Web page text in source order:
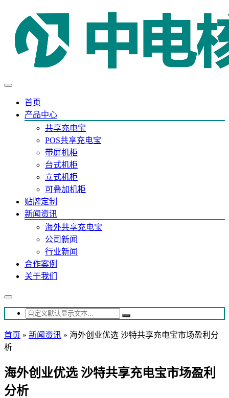
首页
产品中心
共享充电宝
POS共享充电宝
带屏机柜
台式机柜
立式机柜
可叠加机柜
贴牌定制
新闻资讯
海外共享充电宝
公司新闻
行业新闻
合作案例
关于我们
首页 » 新闻资讯 » 海外创业优选 沙特共享充电宝市场盈利分
析
海外创业优选 沙特共享充电宝市场盈利
分析